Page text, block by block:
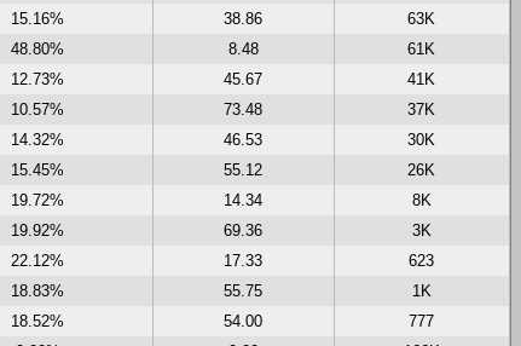
15.16% 38.86
63K
48.80% 8.48
61K
12.73% 45.67
41K
10.57% 73.48
37K
14.32% 46.53
30K
15.45% 55.12
26K
19.72% 14.34
8K
19.92% 69.36
3K
22.12% 17.33
623
18.83% 55.75
1K
18.52% 54.00
777